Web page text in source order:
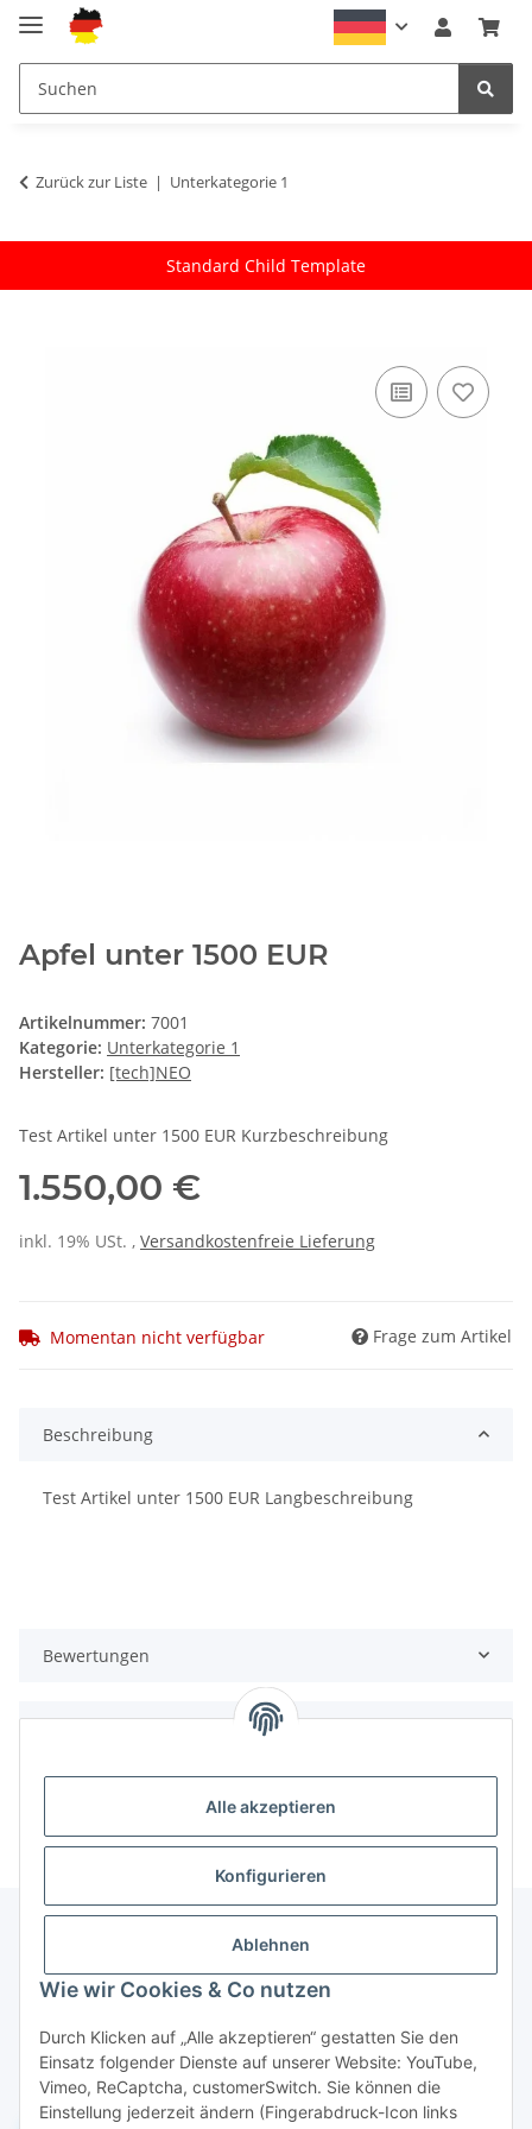
Alle akzeptieren
Konfigurieren
Ablehnen
Wie wir Cookies & Co nutzen
Durch Klicken auf „Alle akzeptieren“ gestatten Sie den
Einsatz folgender Dienste auf unserer Website: YouTube,
Vimeo, ReCaptcha, customerSwitch. Sie können die
Einstellung jederzeit ändern (Fingerabdruck-Icon links
Zurück zur Liste Unterkategorie 1
Standard Child Template
Apfel unter 1500 EUR
Artikelnummer: 7001
Kategorie: Unterkategorie 1
Hersteller: [tech]NEO
Test Artikel unter 1500 EUR Kurzbeschreibung
1.550,00 €
inkl. 19% USt. , Versandkostenfreie Lieferung
Momentan nicht verfügbar Frage zum Artikel
Beschreibung
Test Artikel unter 1500 EUR Langbeschreibung
Bewertungen
Benachrichtigen, wenn verfügbar
Informationen
Gesetzliche Informationen